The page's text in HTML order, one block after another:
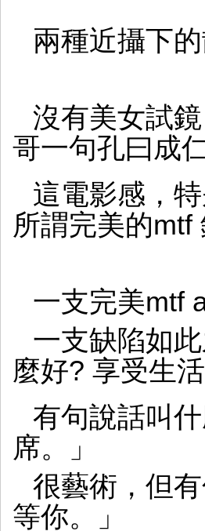
兩種近攝下的
沒有美女試
哥一句孔曰成
這電影感，
所謂完美的mtf
一支完美mtf
一支缺陷如
麼好? 享受生
有句說話叫
席。」
很藝術，但
等你。」